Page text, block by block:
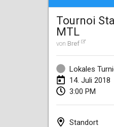
Tournoi
MTL
von Bref
Lokales
14. Juli 2018
3:00 PM
Standort
21. Jan.
Tournoi
27. Jan.
27. Jan.
Februar 2018